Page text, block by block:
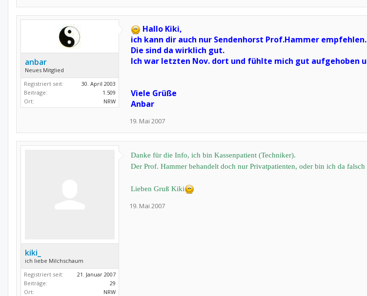
anbar
Neues Mitglied
Registriert seit:
30. April 2003
Beiträge:
1.509
Ort:
NRW
Hallo Kiki,
ich kann dir auch nur Sendenhorst Prof.Hammer empfehlen.
Die sind da wirklich gut.
Ich war letzten Nov. dort und fühlte mich gut aufgehoben
Viele Grüße
Anbar
19. Mai 2007
kiki_
ich liebe Milchschaum
Registriert seit:
21. Januar 2007
Beiträge:
29
Ort:
NRW
Danke für die Info, ich bin Kassenpatient (Techniker).
Der Prof. Hammer behandelt doch nur Privatpatienten, oder bin ich da
Lieben Gruß Kiki
19. Mai 2007